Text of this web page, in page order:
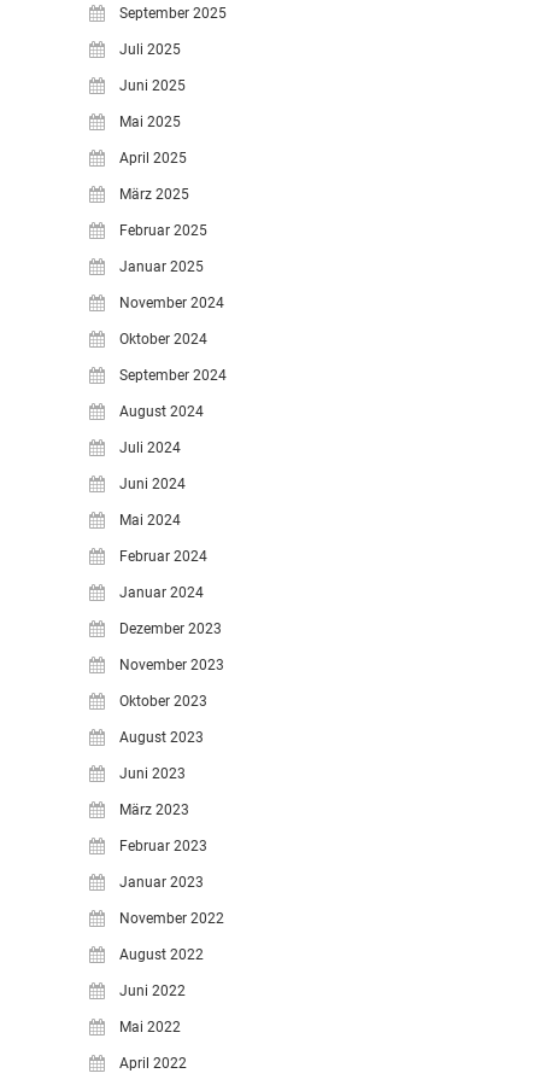
September 2025
Juli 2025
Juni 2025
Mai 2025
April 2025
März 2025
Februar 2025
Januar 2025
November 2024
Oktober 2024
September 2024
August 2024
Juli 2024
Juni 2024
Mai 2024
Februar 2024
Januar 2024
Dezember 2023
November 2023
Oktober 2023
August 2023
Juni 2023
März 2023
Februar 2023
Januar 2023
November 2022
August 2022
Juni 2022
Mai 2022
April 2022